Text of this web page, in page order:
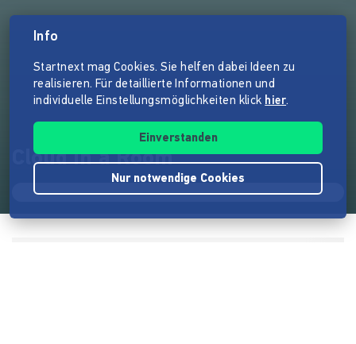
Cloud in a Room
Info
Startnext mag Cookies. Sie helfen dabei Ideen zu
realisieren. Für detaillierte Informationen und
individuelle Einstellungsmöglichkeiten klick hier.
Einverstanden
Nur notwendige Cookies